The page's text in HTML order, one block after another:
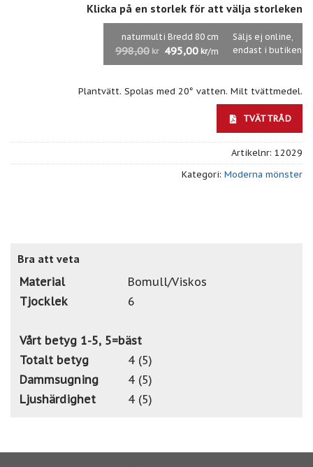
Klicka på en storlek för att välja storleken
naturmulti Bredd 80 cm
998,00 kr 495,00 kr/m
Säljs ej online,
endast i butiken
Plantvätt. Spolas med 20° vatten. Milt tvättmedel.
TVÄTTRÅD
Artikelnr: 12029
Kategori: Moderna mönster
Bra att veta
Material
Bomull/Viskos
Tjocklek
6
Vårt betyg 1-5, 5=bäst
Totalt betyg
4 (5)
Dammsugning
4 (5)
Ljushärdighet
4 (5)